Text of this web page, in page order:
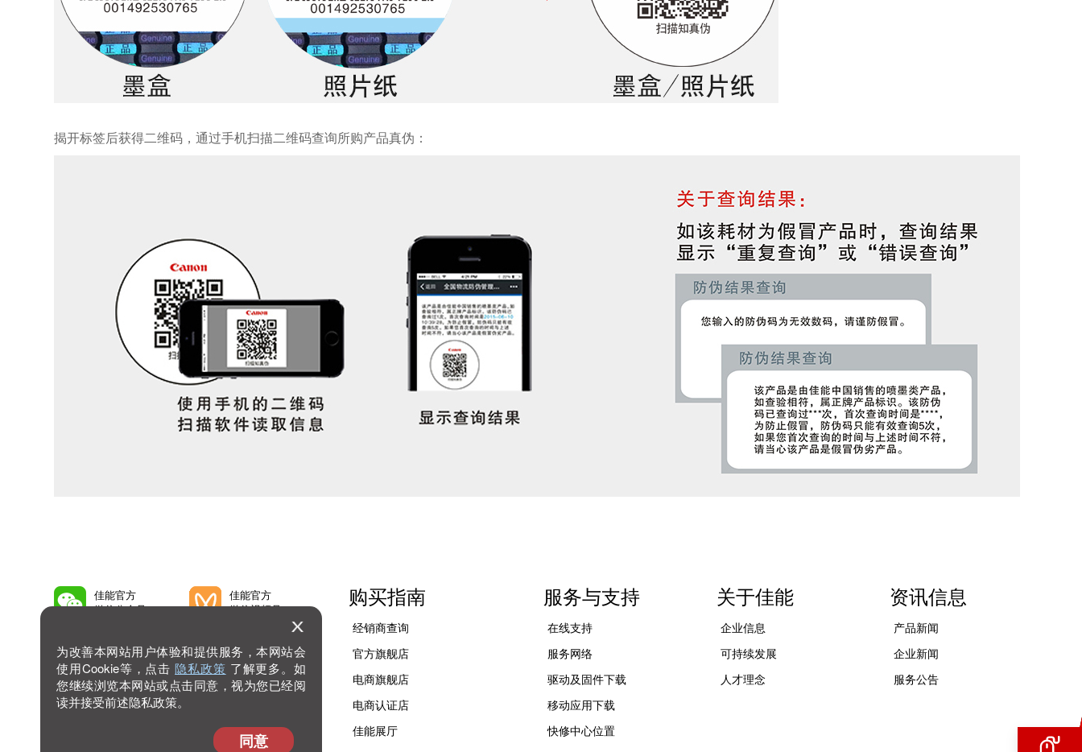
为改善本网站用户体验和提供服务，本网站会
使用Cookie等，点击 隐私政策 了解更多。如
您继续浏览本网站或点击同意，视为您已经阅
读并接受前述隐私政策。
同意
揭开标签后获得二维码，通过手机扫描二维码查询所购产品真伪：
佳能官方
微信公众号
佳能官方
微信视频号
佳能官方
微博号
佳能官方
抖音号
佳能官方
购买指南
经销商查询
官方旗舰店
电商旗舰店
电商认证店
佳能展厅
服务与支持
在线支持
服务网络
驱动及固件下载
移动应用下载
快修中心位置
关于佳能
企业信息
可持续发展
人才理念
资讯信息
产品新闻
企业新闻
服务公告